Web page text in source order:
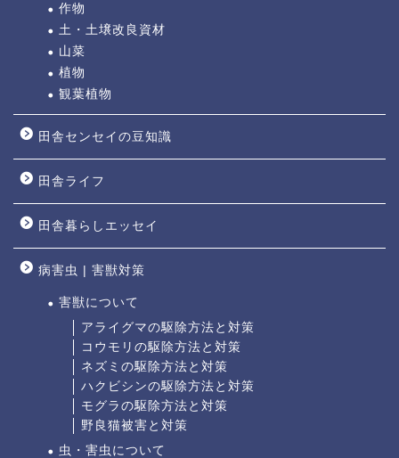
作物
土・土壌改良資材
山菜
植物
観葉植物
田舎センセイの豆知識
田舎ライフ
田舎暮らしエッセイ
病害虫 | 害獣対策
害獣について
アライグマの駆除方法と対策
コウモリの駆除方法と対策
ネズミの駆除方法と対策
ハクビシンの駆除方法と対策
モグラの駆除方法と対策
野良猫被害と対策
虫・害虫について